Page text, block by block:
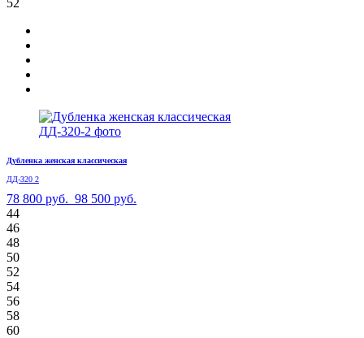
52
Дубленка женская классическая
ДД-320 2
78 800 руб. 98 500 руб.
44
46
48
50
52
54
56
58
60